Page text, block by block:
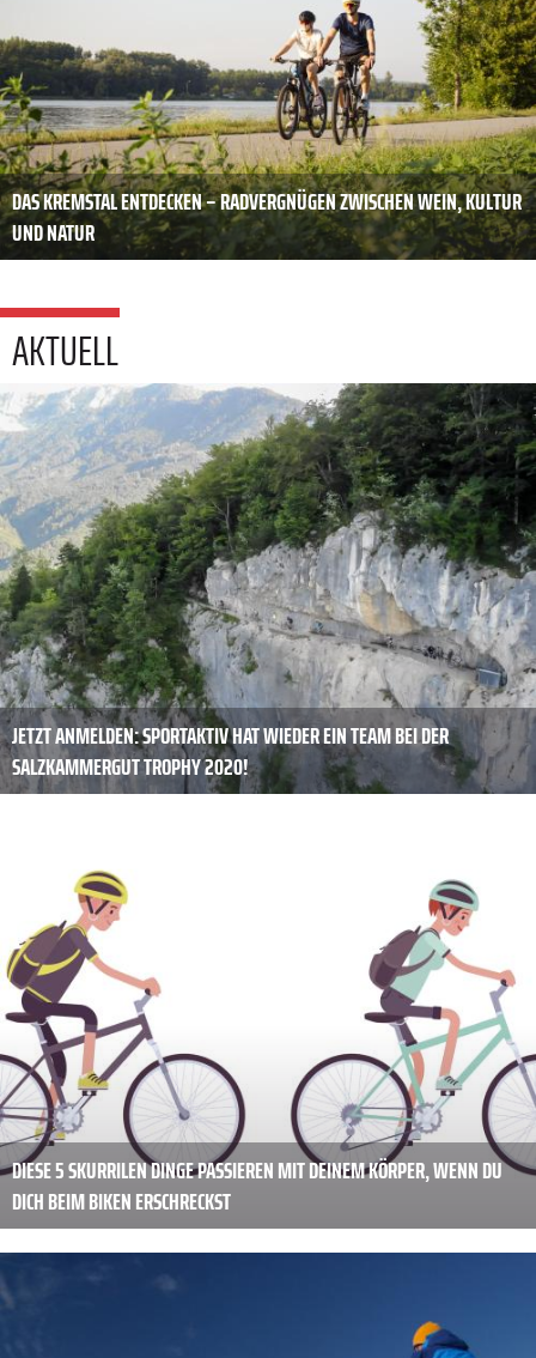
DAS KREMSTAL ENTDECKEN – RADVERGNÜGEN ZWISCHEN WEIN, KULTUR
UND NATUR
AKTUELL
JETZT ANMELDEN: SPORTAKTIV HAT WIEDER EIN TEAM BEI DER
SALZKAMMERGUT TROPHY 2020!
DIESE 5 SKURRILEN DINGE PASSIEREN MIT DEINEM KÖRPER, WENN DU
DICH BEIM BIKEN ERSCHRECKST